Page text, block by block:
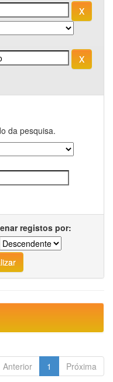
da pesquisa.
registos por:
Anterior 1 Próxima